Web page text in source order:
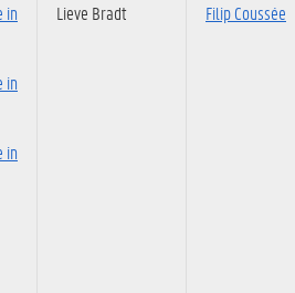
in
in
in
Lieve Bradt Filip Coussée